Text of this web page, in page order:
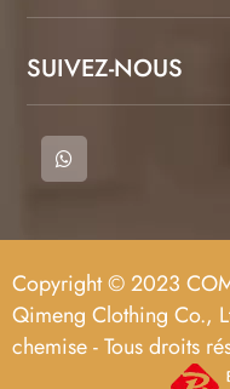
SUIVEZ-NOUS
Copyright © 2023
Qimeng Clothing Co.,
chemise - Tous droits